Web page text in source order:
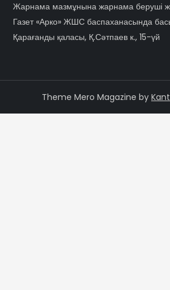
Жарнама мазмұнына жарнама беруші
Газет «Арко» ЖШС баспаханасында
Қарағанды қаласы, Қ.Сәтпаев к., 15-үй
Theme Mero Magazine by